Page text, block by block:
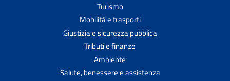
Turismo
Mobilità e trasporti
Giustizia e sicurezza pubblica
Tributi e finanze
Ambiente
Salute, benessere e assistenza